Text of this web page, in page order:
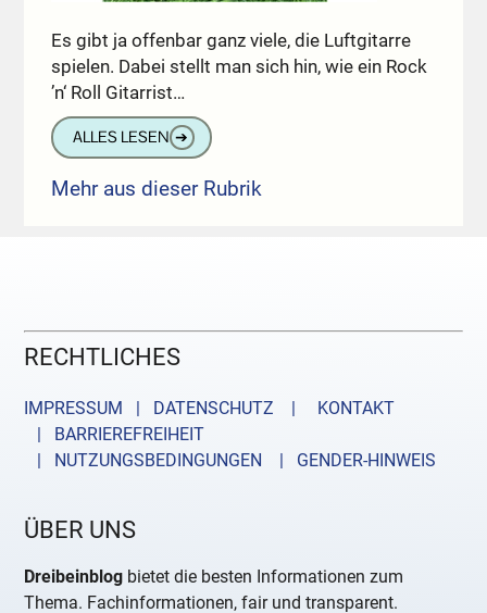
Es gibt ja offenbar ganz viele, die Luftgitarre
spielen. Dabei stellt man sich hin, wie ein Rock
’n‘ Roll Gitarrist…
ALLES LESEN ➔
Mehr aus dieser Rubrik
RECHTLICHES
IMPRESSUM | DATENSCHUTZ |
KONTAKT
| BARRIEREFREIHEIT
| NUTZUNGSBEDINGUNGEN
| GENDER-HINWEIS
ÜBER UNS
Dreibeinblog bietet die besten Informationen zum
Thema. Fachinformationen, fair und transparent.